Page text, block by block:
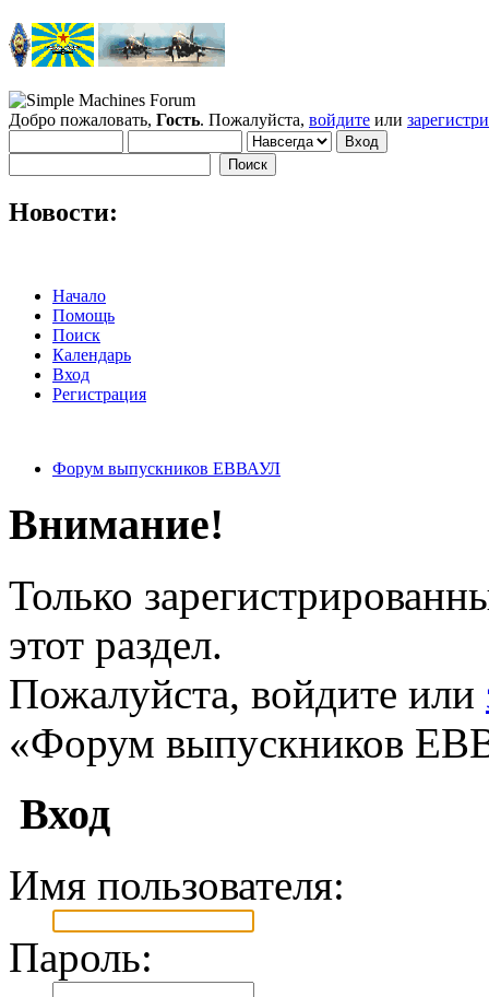
Добро пожаловать, Гость. Пожалуйста, войдите или
Новости:
Начало
Помощь
Поиск
Календарь
Вход
Регистрация
Форум выпускников ЕВВАУЛ
Внимание!
Только
этот раздел.
Пожалуйста, войдите или
«Форум выпускников
Вход
Имя пользователя:
Пароль: